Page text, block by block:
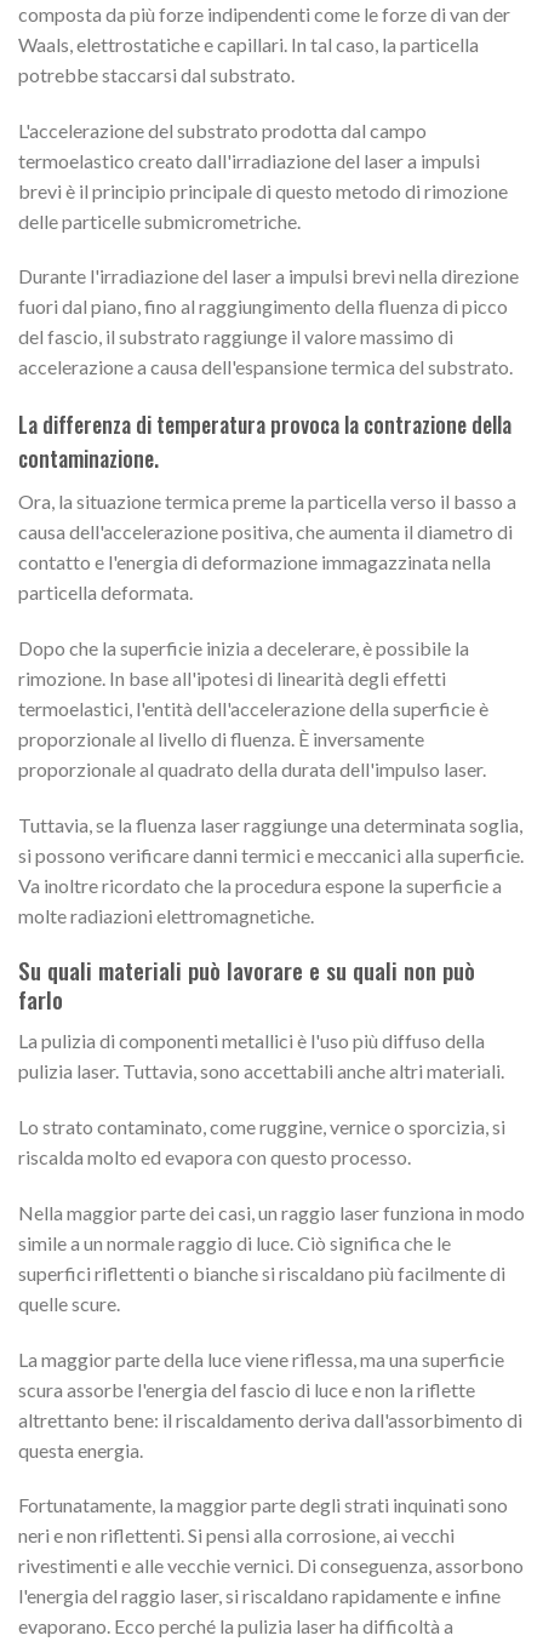
composta da più forze indipendenti come le forze di van der
Waals, elettrostatiche e capillari. In tal caso, la particella
potrebbe staccarsi dal substrato.
L'accelerazione del substrato prodotta dal campo
termoelastico creato dall'irradiazione del laser a impulsi
brevi è il principio principale di questo metodo di rimozione
delle particelle submicrometriche.
Durante l'irradiazione del laser a impulsi brevi nella direzione
fuori dal piano, fino al raggiungimento della fluenza di picco
del fascio, il substrato raggiunge il valore massimo di
accelerazione a causa dell'espansione termica del substrato.
La differenza di temperatura provoca la contrazione della
contaminazione.
Ora, la situazione termica preme la particella verso il basso a
causa dell'accelerazione positiva, che aumenta il diametro di
contatto e l'energia di deformazione immagazzinata nella
particella deformata.
Dopo che la superficie inizia a decelerare, è possibile la
rimozione. In base all'ipotesi di linearità degli effetti
termoelastici, l'entità dell'accelerazione della superficie è
proporzionale al livello di fluenza. È inversamente
proporzionale al quadrato della durata dell'impulso laser.
Tuttavia, se la fluenza laser raggiunge una determinata soglia,
si possono verificare danni termici e meccanici alla superficie.
Va inoltre ricordato che la procedura espone la superficie a
molte radiazioni elettromagnetiche.
Su quali materiali può lavorare e su quali non può
farlo
La pulizia di componenti metallici è l'uso più diffuso della
pulizia laser. Tuttavia, sono accettabili anche altri materiali.
Lo strato contaminato, come ruggine, vernice o sporcizia, si
riscalda molto ed evapora con questo processo.
Nella maggior parte dei casi, un raggio laser funziona in modo
simile a un normale raggio di luce. Ciò significa che le
superfici riflettenti o bianche si riscaldano più facilmente di
quelle scure.
La maggior parte della luce viene riflessa, ma una superficie
scura assorbe l'energia del fascio di luce e non la riflette
altrettanto bene: il riscaldamento deriva dall'assorbimento di
questa energia.
Fortunatamente, la maggior parte degli strati inquinati sono
neri e non riflettenti. Si pensi alla corrosione, ai vecchi
rivestimenti e alle vecchie vernici. Di conseguenza, assorbono
l'energia del raggio laser, si riscaldano rapidamente e infine
evaporano. Ecco perché la pulizia laser ha difficoltà a